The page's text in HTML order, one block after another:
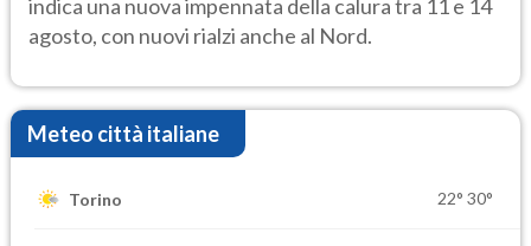
indica una nuova impennata della calura tra 11 e 14
agosto, con nuovi rialzi anche al Nord.
Meteo città italiane
Torino 22° 30°